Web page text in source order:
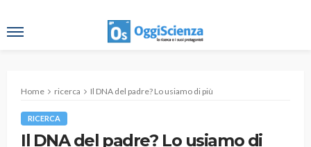
Home ricerca Il DNA del padre? Lo usiamo di più
RICERCA
Il DNA del padre? Lo usiamo di